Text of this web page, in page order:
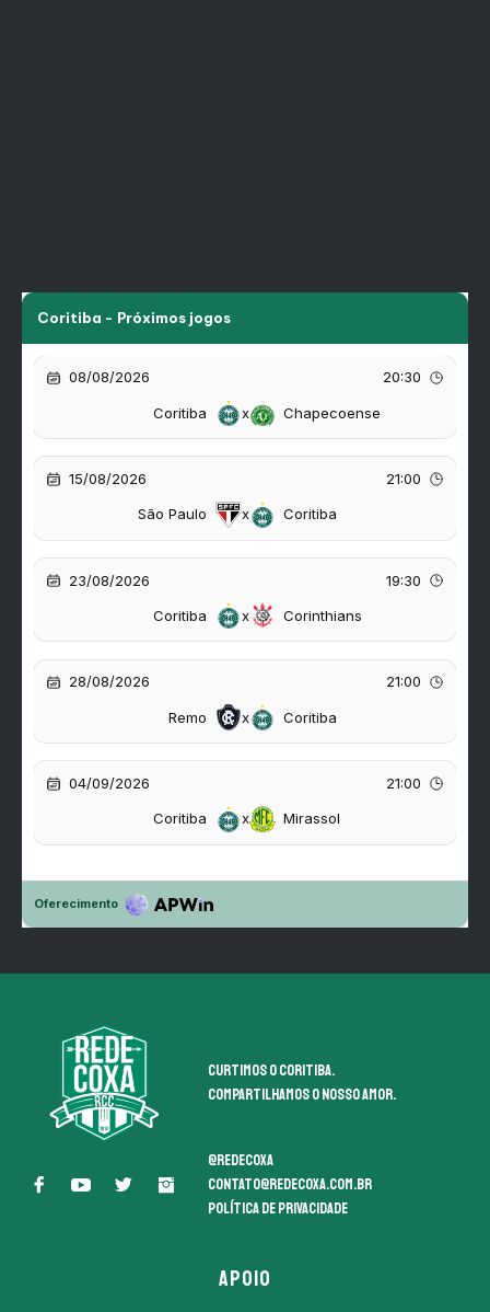
Curtimos o coritiba.
Compartilhamos o nosso amor.
@redecoxa
contato@redecoxa.com.br
Política de Privacidade
APOIO